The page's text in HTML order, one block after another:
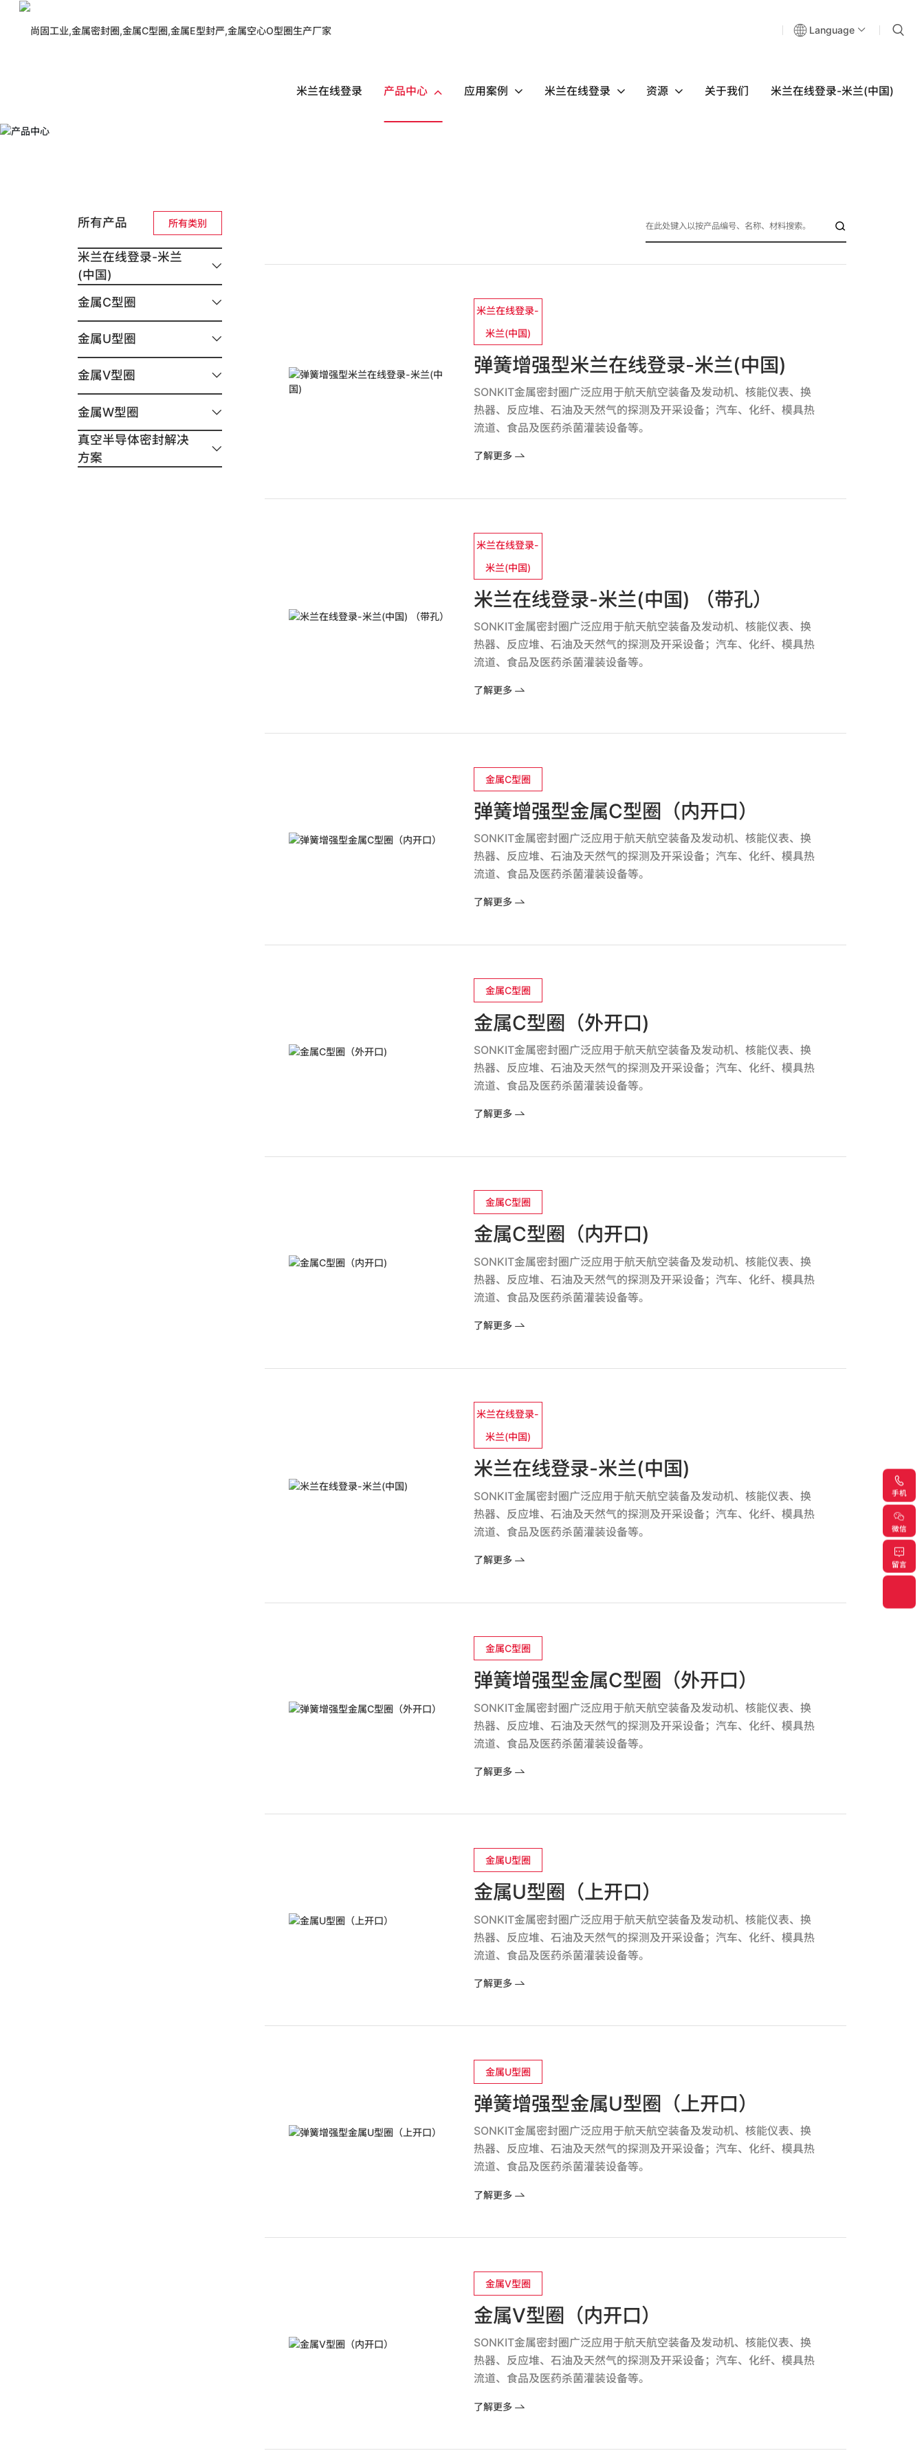
Language
米兰在线登录 产品中心 应用案例 米兰在线登录 资源 关于我们 米兰在线登录-米兰(中国)
所有产品 所有类别
米兰在线登录-米兰
(中国)
金属C型圈
金属U型圈
金属V型圈
金属W型圈
真空半导体密封解决
方案
米兰在线登录-
米兰(中国)
弹簧增强型米兰在线登录-米兰(中国)
SONKIT金属密封圈广泛应用于航天航空装备及发动机、核能仪表、换
热器、反应堆、石油及天然气的探测及开采设备；汽车、化纤、模具热
流道、食品及医药杀菌灌装设备等。
了解更多
米兰在线登录-
米兰(中国)
米兰在线登录-米兰(中国) （带孔）
SONKIT金属密封圈广泛应用于航天航空装备及发动机、核能仪表、换
热器、反应堆、石油及天然气的探测及开采设备；汽车、化纤、模具热
流道、食品及医药杀菌灌装设备等。
了解更多
金属C型圈
弹簧增强型金属C型圈（内开口）
SONKIT金属密封圈广泛应用于航天航空装备及发动机、核能仪表、换
热器、反应堆、石油及天然气的探测及开采设备；汽车、化纤、模具热
流道、食品及医药杀菌灌装设备等。
了解更多
金属C型圈
金属C型圈（外开口)
SONKIT金属密封圈广泛应用于航天航空装备及发动机、核能仪表、换
热器、反应堆、石油及天然气的探测及开采设备；汽车、化纤、模具热
流道、食品及医药杀菌灌装设备等。
了解更多
金属C型圈
金属C型圈（内开口)
SONKIT金属密封圈广泛应用于航天航空装备及发动机、核能仪表、换
热器、反应堆、石油及天然气的探测及开采设备；汽车、化纤、模具热
流道、食品及医药杀菌灌装设备等。
了解更多
米兰在线登录-
米兰(中国)
米兰在线登录-米兰(中国)
SONKIT金属密封圈广泛应用于航天航空装备及发动机、核能仪表、换
热器、反应堆、石油及天然气的探测及开采设备；汽车、化纤、模具热
流道、食品及医药杀菌灌装设备等。
了解更多
金属C型圈
弹簧增强型金属C型圈（外开口）
SONKIT金属密封圈广泛应用于航天航空装备及发动机、核能仪表、换
热器、反应堆、石油及天然气的探测及开采设备；汽车、化纤、模具热
流道、食品及医药杀菌灌装设备等。
了解更多
金属U型圈
金属U型圈（上开口）
SONKIT金属密封圈广泛应用于航天航空装备及发动机、核能仪表、换
热器、反应堆、石油及天然气的探测及开采设备；汽车、化纤、模具热
流道、食品及医药杀菌灌装设备等。
了解更多
金属U型圈
弹簧增强型金属U型圈（上开口）
SONKIT金属密封圈广泛应用于航天航空装备及发动机、核能仪表、换
热器、反应堆、石油及天然气的探测及开采设备；汽车、化纤、模具热
流道、食品及医药杀菌灌装设备等。
了解更多
金属V型圈
金属V型圈（内开口）
SONKIT金属密封圈广泛应用于航天航空装备及发动机、核能仪表、换
热器、反应堆、石油及天然气的探测及开采设备；汽车、化纤、模具热
流道、食品及医药杀菌灌装设备等。
了解更多
手机
微信
留言